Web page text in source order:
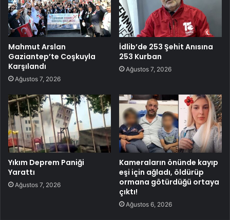
Mahmut Arslan
Gaziantep’te Coşkuyla
Karşılandı
Ağustos 7, 2026
İdlib’de 253 Şehit Anısına
253 Kurban
Ağustos 7, 2026
Yıkım Deprem Paniği
Yarattı
Ağustos 7, 2026
Kameraların önünde kayıp
eşi için ağladı, öldürüp
ormana götürdüğü ortaya
çıktı!
Ağustos 6, 2026